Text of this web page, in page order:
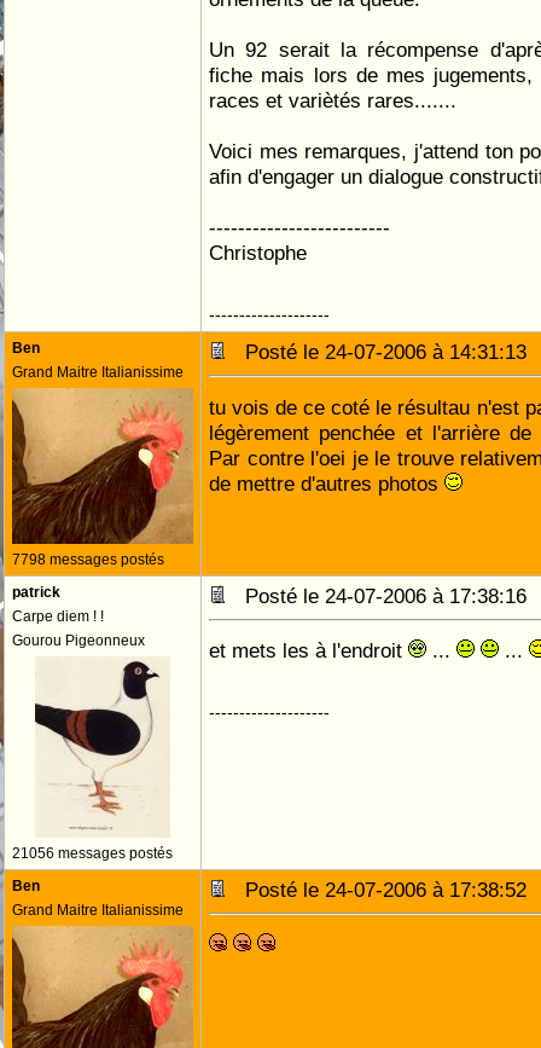
Un 92 serait la récompense
fiche mais lors de mes jugements,
races et variètés rares.......
Voici mes remarques, j'attend ton
afin d'engager un dialogue
-------------------------
Christophe
--------------------
Ben
Grand Maitre Italianissime
7798 messages postés
Posté le 24-07-2006 à
tu vois de ce coté le résultau n'est
légèrement penchée et l'arrière
Par contre l'oei je le trouve
de mettre d'autres photos
patrick
Carpe diem ! !
Gourou Pigeonneux
21056 messages postés
Posté le 24-07-2006 à
et mets les à l'endroit ... ...
--------------------
Ben
Grand Maitre Italianissime
Posté le 24-07-2006 à